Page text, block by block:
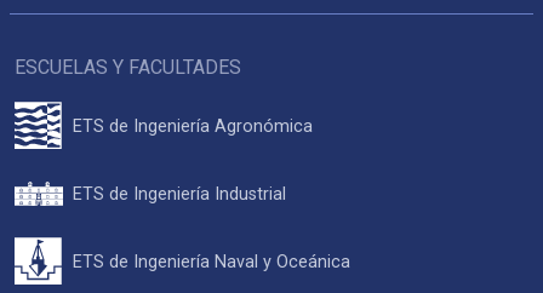
ESCUELAS Y FACULTADES
ETS de Ingeniería Agronómica
ETS de Ingeniería Industrial
ETS de Ingeniería Naval y Oceánica